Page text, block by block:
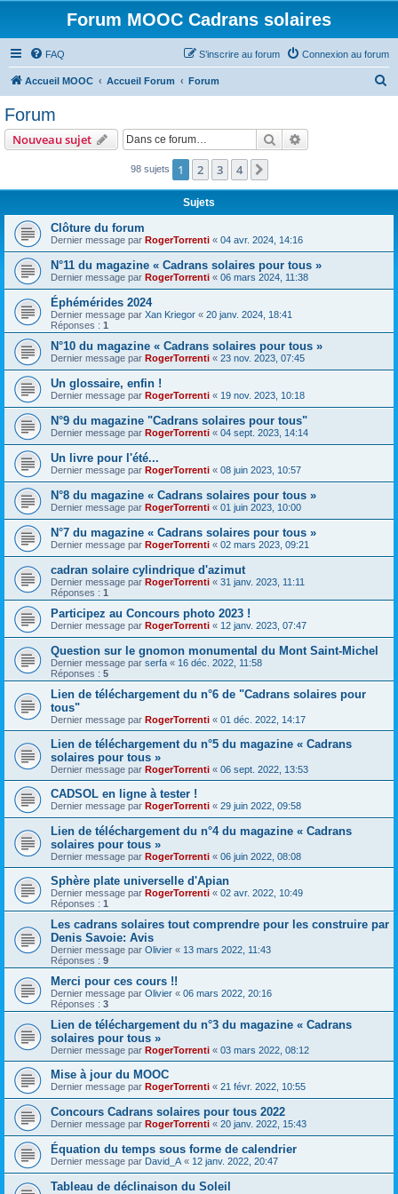
Forum MOOC Cadrans solaires
FAQ Connexion au forum
S’inscrire au forum
Accueil MOOC Accueil Forum Forum
e
Forum
Nouveau sujet Rechercher
98 sujets 1 2 3 4
Sujets
Clôture du forum
Dernier message par RogerTorrenti « 04 avr. 2024, 14:16
N°11 du magazine « Cadrans solaires pour tous »
Dernier message par RogerTorrenti « 06 mars 2024, 11:38
Éphémérides 2024
Dernier message par Xan Kriegor « 20 janv. 2024, 18:41
Réponses : 1
N°10 du magazine « Cadrans solaires pour tous »
Dernier message par RogerTorrenti « 23 nov. 2023, 07:45
Un glossaire, enfin !
Dernier message par RogerTorrenti « 19 nov. 2023, 10:18
N°9 du magazine "Cadrans solaires pour tous"
Dernier message par RogerTorrenti « 04 sept. 2023, 14:14
Un livre pour l'été...
Dernier message par RogerTorrenti « 08 juin 2023, 10:57
N°8 du magazine « Cadrans solaires pour tous »
Dernier message par RogerTorrenti « 01 juin 2023, 10:00
N°7 du magazine « Cadrans solaires pour tous »
Dernier message par RogerTorrenti « 02 mars 2023, 09:21
cadran solaire cylindrique d'azimut
Dernier message par RogerTorrenti « 31 janv. 2023, 11:11
Réponses : 1
Participez au Concours photo 2023 !
Dernier message par RogerTorrenti « 12 janv. 2023, 07:47
Question sur le gnomon monumental du Mont Saint-Michel
Dernier message par serfa « 16 déc. 2022, 11:58
Réponses : 5
Lien de téléchargement du n°6 de "Cadrans solaires pour
tous"
Dernier message par RogerTorrenti « 01 déc. 2022, 14:17
Lien de téléchargement du n°5 du magazine « Cadrans
solaires pour tous »
Dernier message par RogerTorrenti « 06 sept. 2022, 13:53
CADSOL en ligne à tester !
Dernier message par RogerTorrenti « 29 juin 2022, 09:58
Lien de téléchargement du n°4 du magazine « Cadrans
solaires pour tous »
Dernier message par RogerTorrenti « 06 juin 2022, 08:08
Sphère plate universelle d'Apian
Dernier message par RogerTorrenti « 02 avr. 2022, 10:49
Réponses : 1
Les cadrans solaires tout comprendre pour les construire par
Denis Savoie: Avis
Dernier message par Olivier « 13 mars 2022, 11:43
Réponses : 9
Merci pour ces cours !!
Dernier message par Olivier « 06 mars 2022, 20:16
Réponses : 3
Lien de téléchargement du n°3 du magazine « Cadrans
solaires pour tous »
Dernier message par RogerTorrenti « 03 mars 2022, 08:12
Mise à jour du MOOC
Dernier message par RogerTorrenti « 21 févr. 2022, 10:55
Concours Cadrans solaires pour tous 2022
Dernier message par RogerTorrenti « 20 janv. 2022, 15:43
Équation du temps sous forme de calendrier
Dernier message par David_A « 12 janv. 2022, 20:47
Tableau de déclinaison du Soleil